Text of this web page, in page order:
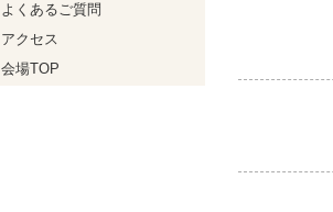
よくあるご質問
アクセス
会場TOP